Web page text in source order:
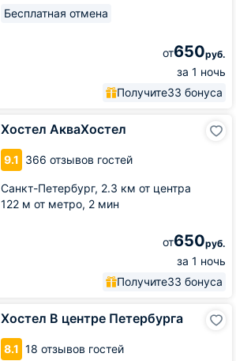
Бесплатная отмена
от650руб.
за 1 ночь
Получите33 бонуса
Хостел АкваХостел
9.1 366 отзывов гостей
Санкт-Петербург, 2.3 км от центра
122 м от метро, 2 мин
от650руб.
за 1 ночь
Получите33 бонуса
Хостел В центре Петербурга
8.1 18 отзывов гостей